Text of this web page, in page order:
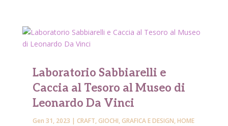
Laboratorio Sabbiarelli e
Caccia al Tesoro al Museo di
Leonardo Da Vinci
Gen 31, 2023 | CRAFT,GIOCHI,GRAFICA E DESIGN,HOME